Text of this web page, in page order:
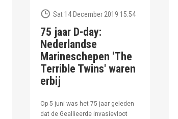
Sat 14 December 2019 15:54
75 jaar D-day:
Nederlandse
Marineschepen 'The
Terrible Twins' waren
erbij
Op 5 juni was het 75 jaar geleden
dat de Geallieerde invasievloot